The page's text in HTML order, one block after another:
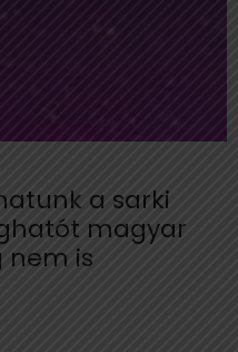
a sarki
magyar
nem is